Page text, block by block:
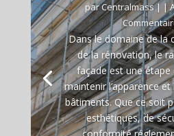
parCentralmass| |
Dans le domaine de la
de la rénovation, le
façade est une étape
maintenir l’apparence
bâtiments. Que ce soit
esthétiques, de